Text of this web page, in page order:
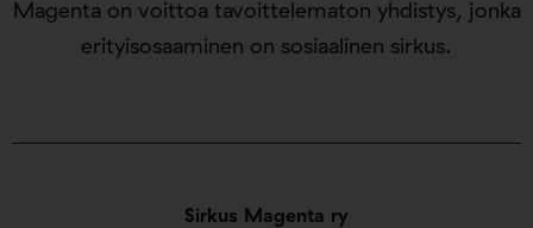
Sirkus Magenta ry
Magenta on voittoa tavoittelematon yhdistys, jonka
erityisosaaminen on sosiaalinen sirkus.